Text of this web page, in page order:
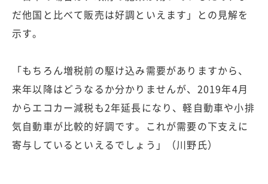
だ他国と比べて販売は好調といえます」との見解を
示す。
「もちろん増税前の駆け込み需要がありますから、
来年以降はどうなるか分かりませんが、2019年4月
からエコカー減税も2年延長になり、軽自動車や小排
気自動車が比較的好調です。これが需要の下支えに
寄与しているといえるでしょう」（川野氏）